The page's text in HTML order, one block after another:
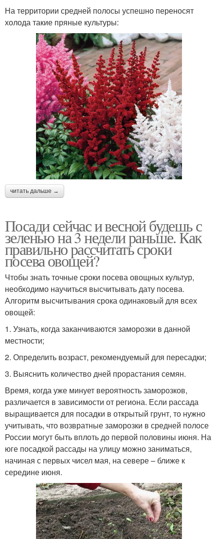
На территории средней полосы успешно переносят
холода такие пряные культуры:
читать дальше →
Посади сейчас и весной будешь с
зеленью на 3 недели раньше. Как
правильно рассчитать сроки
посева овощей?
Чтобы знать точные сроки посева овощных культур,
необходимо научиться высчитывать дату посева.
Алгоритм высчитывания срока одинаковый для всех
овощей:
1. Узнать, когда заканчиваются заморозки в данной
местности;
2. Определить возраст, рекомендуемый для пересадки;
3. Выяснить количество дней прорастания семян.
Время, когда уже минует вероятность заморозков,
различается в зависимости от региона. Если рассада
выращивается для посадки в открытый грунт, то нужно
учитывать, что возвратные заморозки в средней полосе
России могут быть вплоть до первой половины июня. На
юге посадкой рассады на улицу можно заниматься,
начиная с первых чисел мая, на севере – ближе к
середине июня.